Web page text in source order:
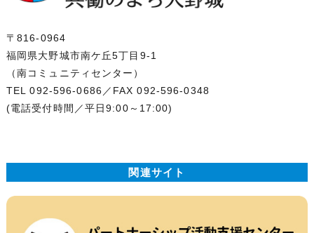
〒816-0964
福岡県大野城市南ケ丘5丁目9-1
（南コミュニティセンター）
TEL 092-596-0686 ／FAX 092-596-0348
(電話受付時間／平日9:00～17:00)
関連サイト